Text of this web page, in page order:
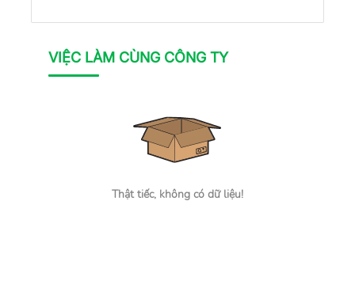
VIỆC LÀM CÙNG CÔNG TY
Thật tiếc, không có dữ liệu!